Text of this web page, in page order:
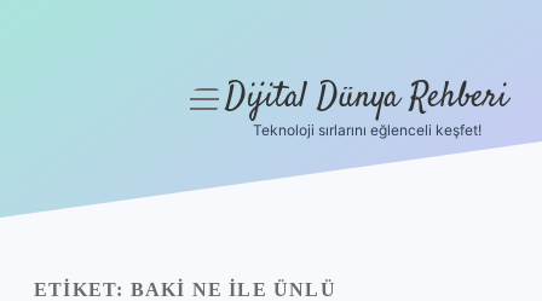
Yasal Uyarı
menüyüDijital Dünya Rehberi
Teknoloji sırlarını eğlenceli keşfet!
ETIKET: BAKI NE ILE ÜNLÜ